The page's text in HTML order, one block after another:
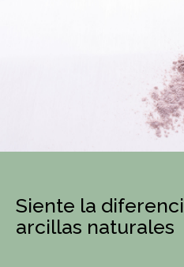
Siente la
arcillas naturales